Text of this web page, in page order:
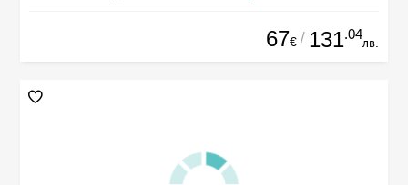
67€ / 131.04
лв.